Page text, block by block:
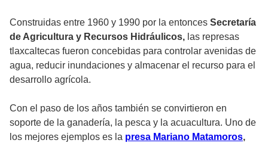
Construidas entre 1960 y 1990 por la entonces Secretaría
de Agricultura y Recursos Hidráulicos, las represas
tlaxcaltecas fueron concebidas para controlar avenidas de
agua, reducir inundaciones y almacenar el recurso para el
desarrollo agrícola.
Con el paso de los años también se convirtieron en
soporte de la ganadería, la pesca y la acuacultura. Uno de
los mejores ejemplos es la presa Mariano Matamoros,